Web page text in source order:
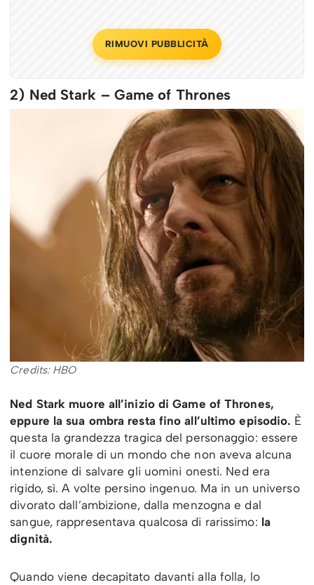
RIMUOVI PUBBLICITÀ
2) Ned Stark – Game of Thrones
Credits: HBO
Ned Stark muore all’inizio di Game of Thrones,
eppure la sua ombra resta fino all’ultimo episodio. È
questa la grandezza tragica del personaggio: essere
il cuore morale di un mondo che non aveva alcuna
intenzione di salvare gli uomini onesti. Ned era
rigido, sì. A volte persino ingenuo. Ma in un universo
divorato dall’ambizione, dalla menzogna e dal
sangue, rappresentava qualcosa di rarissimo: la
dignità.
Quando viene decapitato davanti alla folla, lo